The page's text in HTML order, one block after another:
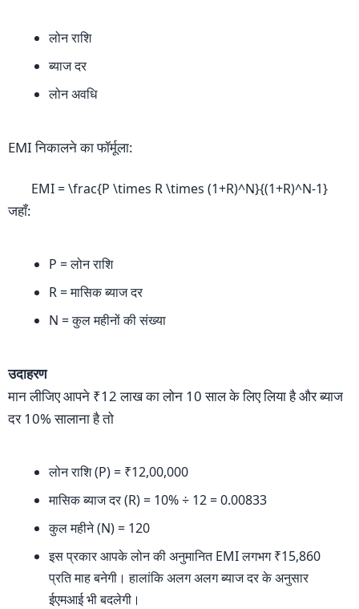
लोन राशि
ब्याज दर
लोन अवधि
EMI निकालने का फॉर्मूला:
EMI = \frac{P \times R \times (1+R)^N}{(1+R)^N-1}
जहाँ:
P = लोन राशि
R = मासिक ब्याज दर
N = कुल महीनों की संख्या
उदाहरण
मान लीजिए आपने ₹12 लाख का लोन 10 साल के लिए लिया है और ब्याज
दर 10% सालाना है तो
लोन राशि (P) = ₹12,00,000
मासिक ब्याज दर (R) = 10% ÷ 12 = 0.00833
कुल महीने (N) = 120
इस प्रकार आपके लोन की अनुमानित EMI लगभग ₹15,860
प्रति माह बनेगी। हालांकि अलग अलग ब्याज दर के अनुसार
ईएमआई भी बदलेगी।